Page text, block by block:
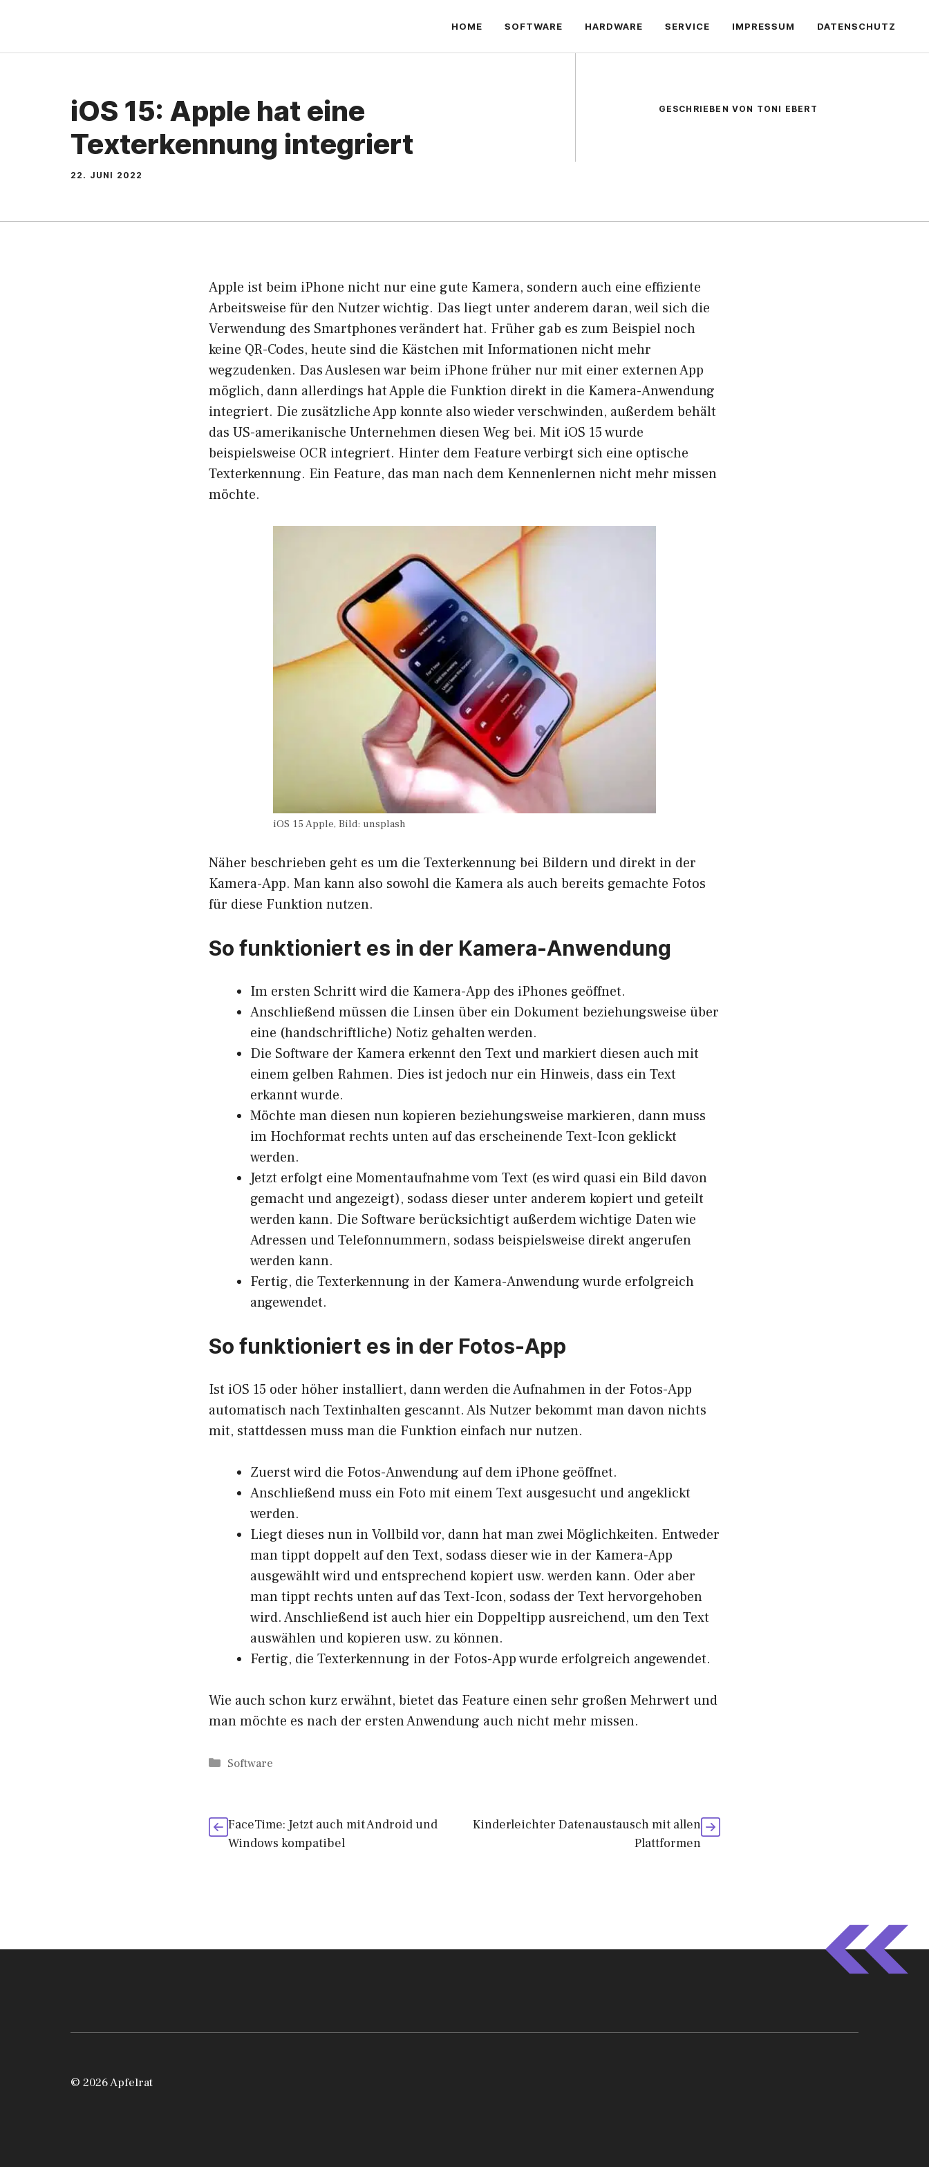
springen
HOME SOFTWARE HARDWARE SERVICE IMPRESSUM DATENSCHUTZ
iOS 15: Apple hat eine
Texterkennung integriert
22. JUNI 2022
GESCHRIEBEN VON TONI EBERT
Apple ist beim iPhone nicht nur eine gute Kamera, sondern auch eine effiziente
Arbeitsweise für den Nutzer wichtig. Das liegt unter anderem daran, weil sich die
Verwendung des Smartphones verändert hat. Früher gab es zum Beispiel noch
keine QR-Codes, heute sind die Kästchen mit Informationen nicht mehr
wegzudenken. Das Auslesen war beim iPhone früher nur mit einer externen App
möglich, dann allerdings hat Apple die Funktion direkt in die Kamera-Anwendung
integriert. Die zusätzliche App konnte also wieder verschwinden, außerdem behält
das US-amerikanische Unternehmen diesen Weg bei. Mit iOS 15wurde
beispielsweise OCR integriert. Hinter dem Feature verbirgt sich eine optische
Texterkennung. Ein Feature, das man nach dem Kennenlernen nicht mehr missen
möchte.
iOS 15 Apple, Bild: unsplash
Näher beschrieben geht es um die Texterkennung bei Bildern und direkt in der
Kamera-App. Man kann also sowohl die Kamera als auch bereits gemachte Fotos
für diese Funktion nutzen.
So funktioniert es in der Kamera-Anwendung
Im ersten Schritt wird die Kamera-App des iPhones geöffnet.
Anschließend müssen die Linsen über ein Dokument beziehungsweise über
eine (handschriftliche) Notiz gehalten werden.
Die Software der Kamera erkennt den Text und markiert diesen auch mit
einem gelben Rahmen. Dies ist jedoch nur ein Hinweis, dass ein Text
erkannt wurde.
Möchte man diesen nun kopieren beziehungsweise markieren, dann muss
im Hochformat rechts unten auf das erscheinende Text-Icon geklickt
werden.
Jetzt erfolgt eine Momentaufnahme vom Text (es wird quasi ein Bild davon
gemacht und angezeigt), sodass dieser unter anderem kopiert und geteilt
werden kann. Die Software berücksichtigt außerdem wichtige Daten wie
Adressen und Telefonnummern, sodass beispielsweise direkt angerufen
werden kann.
Fertig, die Texterkennung in der Kamera-Anwendung wurde erfolgreich
angewendet.
So funktioniert es in der Fotos-App
Ist iOS 15 oder höher installiert, dann werden die Aufnahmen in der Fotos-App
automatisch nachTextinhalten gescannt. Als Nutzer bekommt man davon nichts
mit, stattdessen muss man die Funktion einfach nur nutzen.
Zuerst wird die Fotos-Anwendung auf dem iPhone geöffnet.
Anschließend muss ein Foto mit einem Text ausgesucht und angeklickt
werden.
Liegt dieses nun in Vollbild vor, dann hat man zwei Möglichkeiten. Entweder
man tippt doppelt auf den Text, sodass dieser wie in der Kamera-App
ausgewählt wird und entsprechend kopiert usw. werden kann. Oder aber
man tippt rechts unten auf das Text-Icon, sodass der Text hervorgehoben
wird. Anschließend ist auch hier ein Doppeltipp ausreichend, um den Text
auswählen und kopieren usw. zu können.
Fertig, die Texterkennung in der Fotos-App wurde erfolgreich angewendet.
Wie auch schon kurz erwähnt, bietet das Feature einen sehr großen Mehrwert und
man möchte es nach der ersten Anwendung auch nicht mehr missen.
Kategorien
Software
FaceTime: Jetzt auch mit Android und
Windows kompatibel
Kinderleichter Datenaustausch mit allen
Plattformen
© 2026 Apfelrat